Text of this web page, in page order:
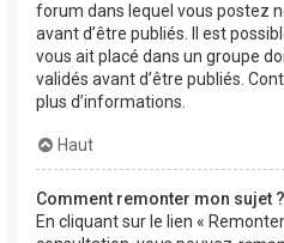
forum dans lequel vous postez
avant d’être publiés. Il est
vous ait placé dans un groupe
validés avant d’être publiés.
plus d’informations.
Haut
Comment remonter mon sujet ?
En cliquant sur le lien «